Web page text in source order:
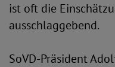
ist oft die
ausschlaggebend.
SoVD-Präsident